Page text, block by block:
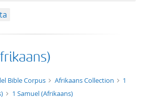
Bible Corpus Afrikaans Collection
1
1 Samuel (Afrikaans)